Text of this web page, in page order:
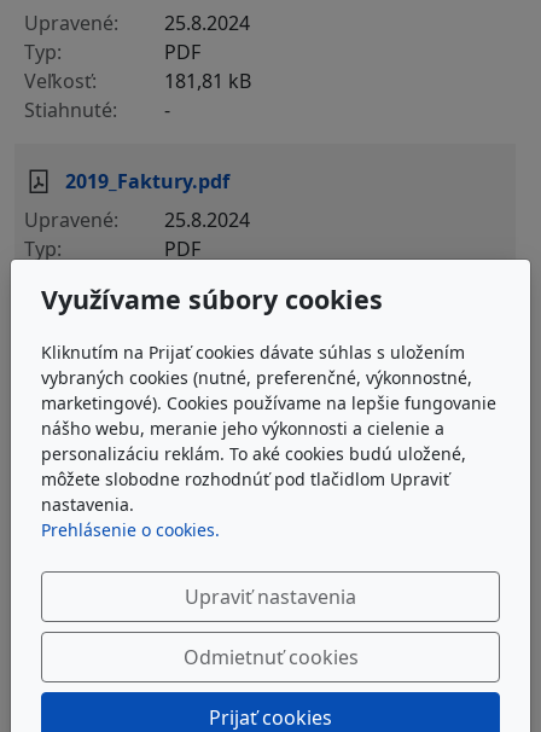
25.8.2024
PDF
181,81 kB
-
2019_Faktury.pdf
25.8.2024
PDF
-
2018_Faktury.pdf
25.8.2024
PDF
116,89 kB
2017_Faktury.pdf
25.8.2024
PDF
128,94 kB
-
Využívame súbory cookies
Kliknutím na Prijať cookies dávate súhlas s uložením
vybraných cookies (nutné, preferenčné, výkonnostné,
marketingové). Cookies používame na lepšie fungovanie
nášho webu, meranie jeho výkonnosti a cielenie a
personalizáciu reklám. To aké cookies budú uložené,
môžete slobodne rozhodnúť pod tlačidlom Upraviť
nastavenia.
Prehlásenie o cookies.
Upraviť nastavenia
Odmietnuť cookies
Prijať cookies